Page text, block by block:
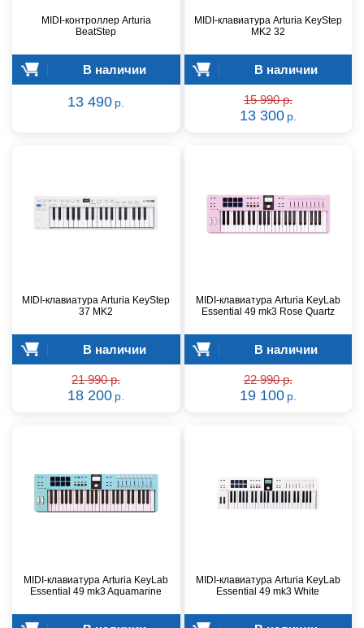
MIDI-контроллер Arturia
BeatStep
В наличии
13 490 р.
MIDI-клавиатура Arturia KeyStep
MK2 32
В наличии
15 990 р.
13 300 р.
MIDI-клавиатура Arturia KeyStep
37 MK2
В наличии
21 990 р.
18 200 р.
MIDI-клавиатура Arturia KeyLab
Essential 49 mk3 Rose Quartz
В наличии
22 990 р.
19 100 р.
MIDI-клавиатура Arturia KeyLab
Essential 49 mk3 Aquamarine
MIDI-клавиатура Arturia KeyLab
Essential 49 mk3 White